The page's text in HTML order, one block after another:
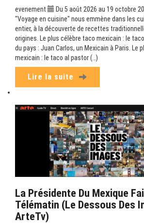
evenement
Du 5 août 2026 au 19 octobre
"Voyage en cuisine" nous emmène dans les
entier, à la découverte de recettes
origines. Le plus célèbre taco mexicain : le
du pays : Juan Carlos, un Mexicain à Paris. Le
mexicain : le taco al pastor (…)
Lire la suite
La Présidente Du Mexique
Télématin (Le Dessous Des
ArteTv)